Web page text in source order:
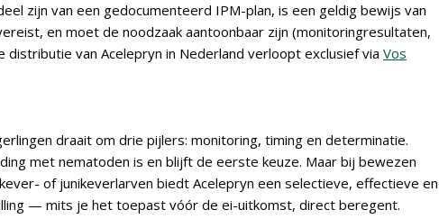
zijn van een gedocumenteerd IPM-plan, is een geldig bewijs van
en moet de noodzaak aantoonbaar zijn (monitoringresultaten,
distributie van Acelepryn in Nederland verloopt exclusief via Vos
draait om drie pijlers: monitoring, timing en determinatie.
met nematoden is en blijft de eerste keuze. Maar bij bewezen
of junikeverlarven biedt Acelepryn een selectieve, effectieve en
— mits je het toepast vóór de ei-uitkomst, direct beregent.